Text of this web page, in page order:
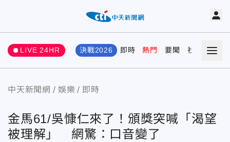
LIVE 24HR 決戰2026 即時 熱門 要聞 社會 娛樂
中天新聞網 娛樂 即時
金馬61/吳慷仁來了！頒獎突喊「渴望
被理解」 網驚：口音變了